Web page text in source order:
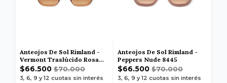
Anteojos De Sol Rimland -
Vermont Traslúcido Rosa
8405
$66.500 $70.000
3, 6, 9 y 12 cuotas sin interés
Anteojos De Sol Rimland -
Peppers Nude 8445
$66.500 $70.000
3, 6, 9 y 12 cuotas sin interés